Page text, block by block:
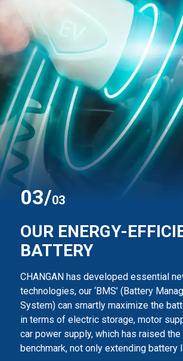
03/03
OUR ENERGY-
BATTERY
CHANGAN has developed essential
technologies, our ‘BMS’ (Battery
System) can smartly maximize the
in terms of electric storage, motor
car power supply, which has raised the
benchmark, not only extending battery